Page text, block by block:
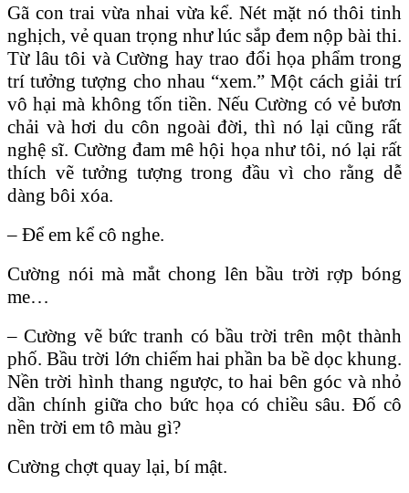
Gã con trai vừa nhai vừa kể. Nét mặt nó thôi tinh
nghịch, vẻ quan trọng như lúc sắp đem nộp bài thi.
Từ lâu tôi và Cường hay trao đổi họa phẩm trong
trí tưởng tượng cho nhau “xem.” Một cách giải trí
vô hại mà không tốn tiền. Nếu Cường có vẻ bươn
chải và hơi du côn ngoài đời, thì nó lại cũng rất
nghệ sĩ. Cường đam mê hội họa như tôi, nó lại rất
thích vẽ tưởng tượng trong đầu vì cho rằng dễ
dàng bôi xóa.
– Để em kể cô nghe.
Cường nói mà mắt chong lên bầu trời rợp bóng
me…
– Cường vẽ bức tranh có bầu trời trên một thành
phố. Bầu trời lớn chiếm hai phần ba bề dọc khung.
Nền trời hình thang ngược, to hai bên góc và nhỏ
dần chính giữa cho bức họa có chiều sâu. Đố cô
nền trời em tô màu gì?
Cường chợt quay lại, bí mật.